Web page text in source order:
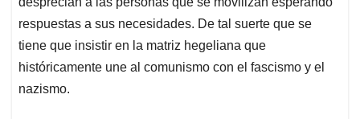
respuestas a sus necesidades. De tal suerte que se
tiene que insistir en la matriz hegeliana que
históricamente une al comunismo con el fascismo y el
nazismo.